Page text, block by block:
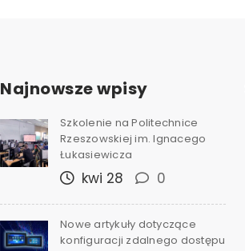
Najnowsze wpisy
Szkolenie na Politechnice
Rzeszowskiej im. Ignacego
Łukasiewicza
kwi 28 0
Nowe artykuły dotyczące
konfiguracji zdalnego dostępu